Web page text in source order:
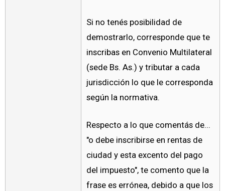
Si no tenés posibilidad de
demostrarlo, corresponde que te
inscribas en Convenio Multilateral
(sede Bs. As.) y tributar a cada
jurisdicción lo que le corresponda
según la normativa.
Respecto a lo que comentás de...
"o debe inscribirse en rentas de
ciudad y esta excento del pago
del impuesto", te comento que la
frase es errónea, debido a que los